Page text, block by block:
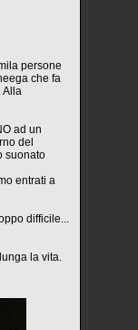
persone
che fa
Alla
ad un
del
suonato
entrati a
difficile...
la vita.